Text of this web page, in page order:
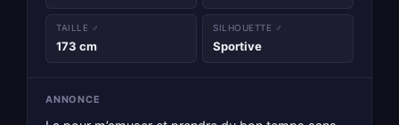
TAILLE ♂
173 cm
SILHOUETTE ♂
Sportive
ANNONCE